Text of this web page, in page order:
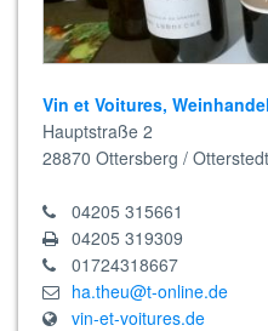
Vin et Voitures,
Hauptstraße 2
28870 Ottersberg / Otterstedt
04205 315661
04205 319309
01724318667
ha.theu@t-online.de
vin-et-voitures.de